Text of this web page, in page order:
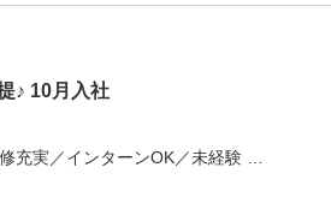
♪ 10月入社
充実／インターンOK／未経験 …